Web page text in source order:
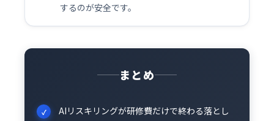
するのが安全です。
まとめ
AIリスキリングが研修費だけで終わる落とし